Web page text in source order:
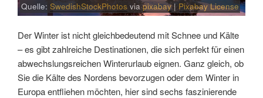
Quelle:SwedishStockPhotos viapixabay| Pixabay License
Der Winter ist nicht gleichbedeutend mit Schnee und Kälte
– es gibt zahlreiche Destinationen, die sich perfekt für einen
abwechslungsreichen Winterurlaub eignen. Ganz gleich, ob
Sie die Kälte des Nordens bevorzugen oder dem Winter in
Europa entfliehen möchten, hier sind sechs faszinierende